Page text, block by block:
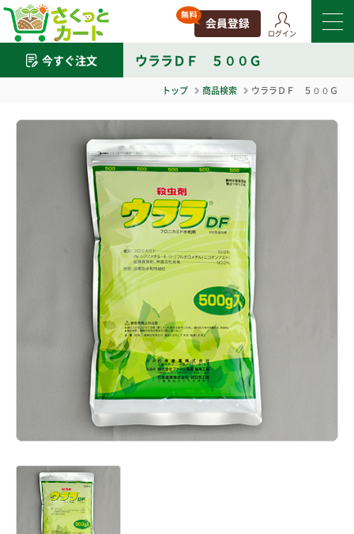
ログイン
今すぐ注文 ウララＤＦ ５００Ｇ
トップ 商品検索 ウララＤＦ ５００Ｇ